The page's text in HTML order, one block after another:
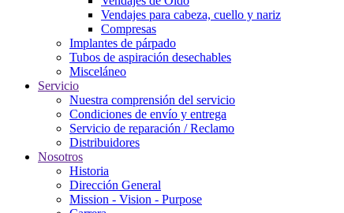
Vendajes para cabeza, cuello y nariz
Compresas
Implantes de párpado
Tubos de aspiración desechables
Misceláneo
Servicio
Nuestra comprensión del servicio
Condiciones de envío y entrega
Servicio de reparación / Reclamo
Distribuidores
Nosotros
Historia
Dirección General
Mission - Vision - Purpose